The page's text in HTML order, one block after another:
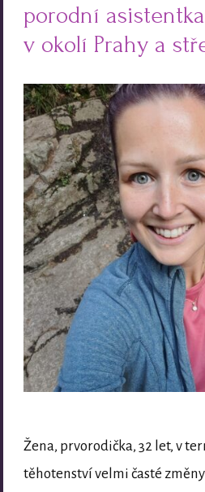
porodní
v okolí Prahy a
Žena, prvorodička, 32 let, v
těhotenství velmi časté